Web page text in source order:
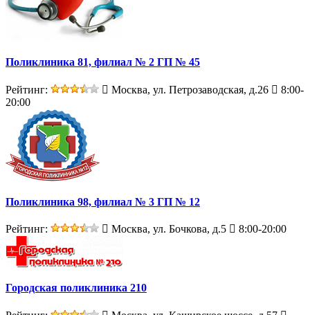
Поликлиника 81, филиал № 2 ГП № 45
Рейтинг: Москва, ул. Петрозаводская, д.26
8:00-
20:00
Поликлиника 98, филиал № 3 ГП № 12
Рейтинг: Москва, ул. Бочкова, д.5 8:00-20:00
Городская поликлиника 210